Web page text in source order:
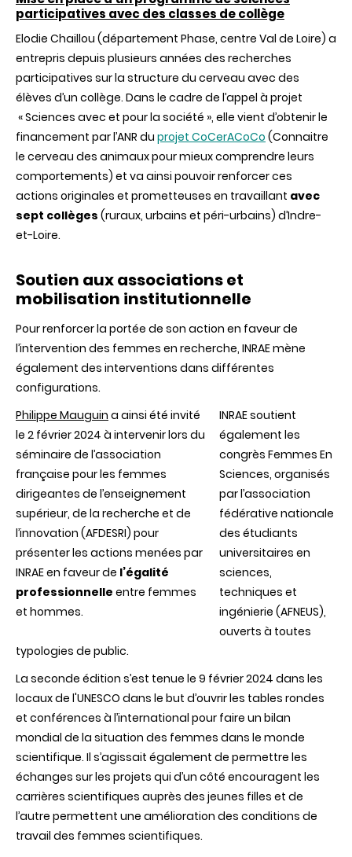
participatives avec des classes de collège
Elodie Chaillou (département Phase, centre Val de Loire) a
entrepris depuis plusieurs années des recherches
participatives sur la structure du cerveau avec des
élèves d’un collège. Dans le cadre de l’appel à projet
« Sciences avec et pour la société », elle vient d’obtenir le
financement par l’ANR du projet CoCerACoCo (Connaitre
le cerveau des animaux pour mieux comprendre leurs
comportements) et va ainsi pouvoir renforcer ces
actions originales et prometteuses en travaillant avec
sept collèges (ruraux, urbains et péri-urbains) d’Indre-
et-Loire.
Soutien aux associations et
mobilisation institutionnelle
Pour renforcer la portée de son action en faveur de
l’intervention des femmes en recherche, INRAE mène
également des interventions dans différentes
configurations.
Philippe Mauguin a ainsi été invité
le 2 février 2024 à intervenir lors du
séminaire de l’association
française pour les femmes
dirigeantes de l’enseignement
supérieur, de la recherche et de
l’innovation (AFDESRI) pour
présenter les actions menées par
INRAE en faveur de l’égalité
professionnelle entre femmes
et hommes.
INRAE soutient
également les
congrès Femmes En
Sciences, organisés
par l’association
fédérative nationale
des étudiants
universitaires en
sciences,
techniques et
ingénierie (AFNEUS),
ouverts à toutes
typologies de public.
La seconde édition s’est tenue le 9 février 2024 dans les
locaux de l'UNESCO dans le but d’ouvrir les tables rondes
et conférences à l’international pour faire un bilan
mondial de la situation des femmes dans le monde
scientifique. Il s’agissait également de permettre les
échanges sur les projets qui d’un côté encouragent les
carrières scientifiques auprès des jeunes filles et de
l’autre permettent une amélioration des conditions de
travail des femmes scientifiques.